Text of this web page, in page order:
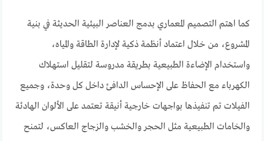
كما اهتم التصميم المعماري بدمج العناصر البيئية الحديثة في بنية
المشروع، من خلال اعتماد أنظمة ذكية لإدارة الطاقة والمياه،
واستخدام الإضاءة الطبيعية بطريقة مدروسة لتقليل استهلاك
الكهرباء مع الحفاظ على الإحساس الدافئ داخل كل وحدة، وجميع
الفيلات تم تنفيذها بواجهات خارجية أنيقة تعتمد على الألوان الهادئة
والخامات الطبيعية مثل الحجر والخشب والزجاج العاكس، لتمنح